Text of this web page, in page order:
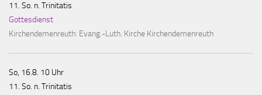
11. So. n. Trinitatis
Gottesdienst
Kirchendemenreuth: Evang.-Luth. Kirche Kirchendemenreuth
So, 16.8. 10 Uhr
11. So. n. Trinitatis